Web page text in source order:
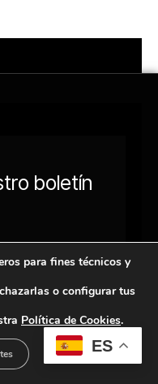
ES
para fines técnicos y
o configurar tus
Política de Cookies.